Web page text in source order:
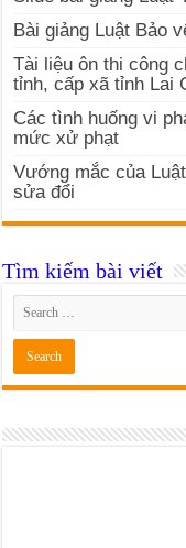
Bài giảng Luật Bảo
Tài liệu ôn thi công
tỉnh, cấp xã tỉnh Lai
Các tình huống vi
mức xử phạt
Vướng mắc của
sửa đổi
Tìm kiếm bài viết